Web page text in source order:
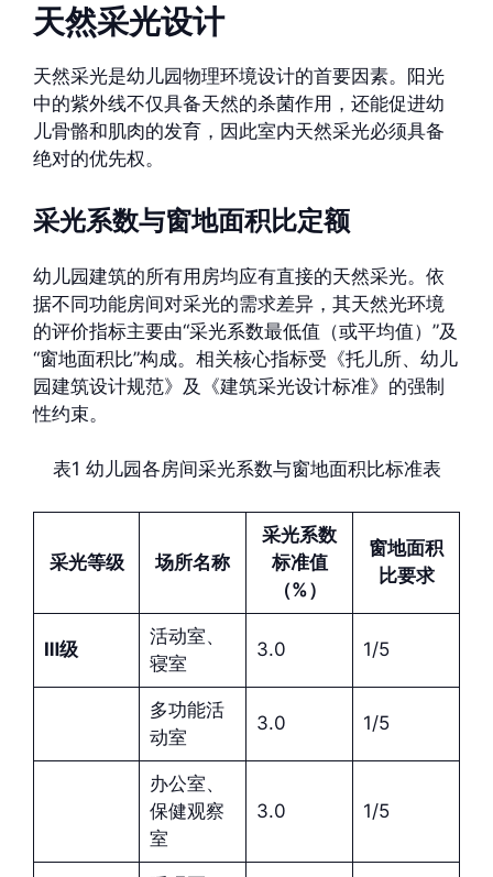
天然采光设计
天然采光是幼儿园物理环境设计的首要因素。阳光
中的紫外线不仅具备天然的杀菌作用，还能促进幼
儿骨骼和肌肉的发育，因此室内天然采光必须具备
绝对的优先权。
采光系数与窗地面积比定额
幼儿园建筑的所有用房均应有直接的天然采光。依
据不同功能房间对采光的需求差异，其天然光环境
的评价指标主要由“采光系数最低值（或平均值）”及
“窗地面积比”构成。相关核心指标受《托儿所、幼儿
园建筑设计规范》及《建筑采光设计标准》的强制
性约束。
表1 幼儿园各房间采光系数与窗地面积比标准表
采光等级 场所名称
采光系数
标准值
（%）
窗地面积
比要求
Ⅲ级
活动室、
寝室
3.0 1/5
多功能活
动室
3.0 1/5
办公室、
保健观察
室
3.0 1/5